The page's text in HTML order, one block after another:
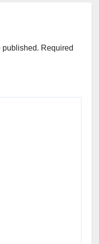
published. Required